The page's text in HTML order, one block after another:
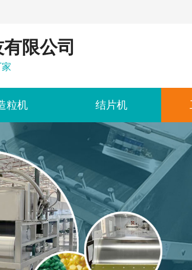
限公司
粒机 结片机